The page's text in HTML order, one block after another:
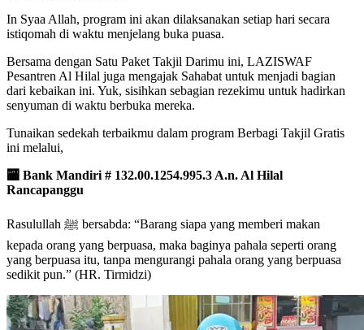
In Syaa Allah, program ini akan dilaksanakan setiap hari secara
istiqomah di waktu menjelang buka puasa.
Bersama dengan Satu Paket Takjil Darimu ini, LAZISWAF
Pesantren Al Hilal juga mengajak Sahabat untuk menjadi bagian
dari kebaikan ini. Yuk, sisihkan sebagian rezekimu untuk hadirkan
senyuman di waktu berbuka mereka.
Tunaikan sedekah terbaikmu dalam program Berbagi Takjil Gratis
ini melalui,
🏧 Bank Mandiri # 132.00.1254.995.3 A.n. Al Hilal
Rancapanggu
Rasulullah ﷺ bersabda: “Barang siapa yang memberi makan
kepada orang yang berpuasa, maka baginya pahala seperti orang
yang berpuasa itu, tanpa mengurangi pahala orang yang berpuasa
sedikit pun.” (HR. Tirmidzi)